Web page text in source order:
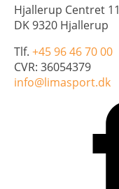
Hjallerup Centret 11
DK 9320 Hjallerup
Tlf. +45 96 46 70 00
CVR: 36054379
info@limasport.dk